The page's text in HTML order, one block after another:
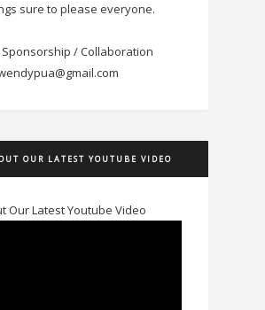
sure to please everyone.
Sponsorship / Collaboration
OUR LATEST YOUTUBE VIDEO
Our Latest Youtube Video